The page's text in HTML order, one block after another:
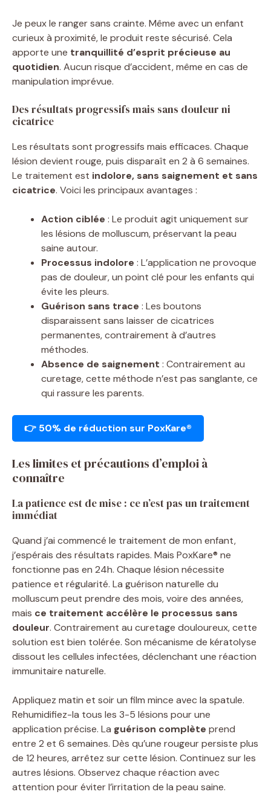
Je peux le ranger sans crainte. Même avec un enfant
curieux à proximité, le produit reste sécurisé. Cela
apporte une tranquillité d’esprit précieuse au
quotidien. Aucun risque d’accident, même en cas de
manipulation imprévue.
Des résultats progressifs mais sans douleur ni
cicatrice
Les résultats sont progressifs mais efficaces. Chaque
lésion devient rouge, puis disparaît en 2 à 6 semaines.
Le traitement est indolore, sans saignement et sans
cicatrice. Voici les principaux avantages :
Action ciblée : Le produit agit uniquement sur
les lésions de molluscum, préservant la peau
saine autour.
Processus indolore : L’application ne provoque
pas de douleur, un point clé pour les enfants qui
évite les pleurs.
Guérison sans trace : Les boutons
disparaissent sans laisser de cicatrices
permanentes, contrairement à d’autres
méthodes.
Absence de saignement : Contrairement au
curetage, cette méthode n’est pas sanglante, ce
qui rassure les parents.
👉 50% de réduction sur PoxKare®
Les limites et précautions d’emploi à
connaître
La patience est de mise : ce n’est pas un traitement
immédiat
Quand j’ai commencé le traitement de mon enfant,
j’espérais des résultats rapides. Mais PoxKare® ne
fonctionne pas en 24h. Chaque lésion nécessite
patience et régularité. La guérison naturelle du
molluscum peut prendre des mois, voire des années,
mais ce traitement accélère le processus sans
douleur. Contrairement au curetage douloureux, cette
solution est bien tolérée. Son mécanisme de kératolyse
dissout les cellules infectées, déclenchant une réaction
immunitaire naturelle.
Appliquez matin et soir un film mince avec la spatule.
Rehumidifiez-la tous les 3-5 lésions pour une
application précise. La guérison complète prend
entre 2 et 6 semaines. Dès qu’une rougeur persiste plus
de 12 heures, arrêtez sur cette lésion. Continuez sur les
autres lésions. Observez chaque réaction avec
attention pour éviter l’irritation de la peau saine.